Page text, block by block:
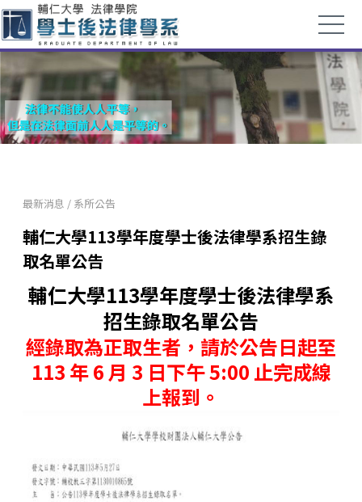
最新消息 / 系所公告
輔仁大學113學年度學士後法律學系招生錄
取名單公告
輔仁大學113學年度學士後法律學系
招生錄取名單公告
經錄取為正取生者，請於公告日起至
113 年 6 月 3 日下午 5:00 止完成線
上報到。